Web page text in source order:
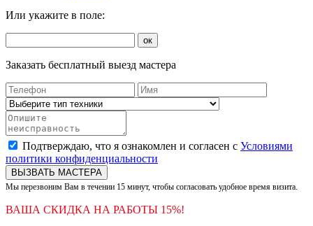
Или укажите в поле:
ок
Заказать бесплатный выезд мастера
Подтверждаю, что я ознакомлен и согласен с Условиями
политики конфиденциальности
ВЫЗВАТЬ МАСТЕРА
Мы перезвоним Вам в течении 15 минут, чтобы согласовать удобное время визита.
ВАША СКИДКА НА РАБОТЫ 15%!